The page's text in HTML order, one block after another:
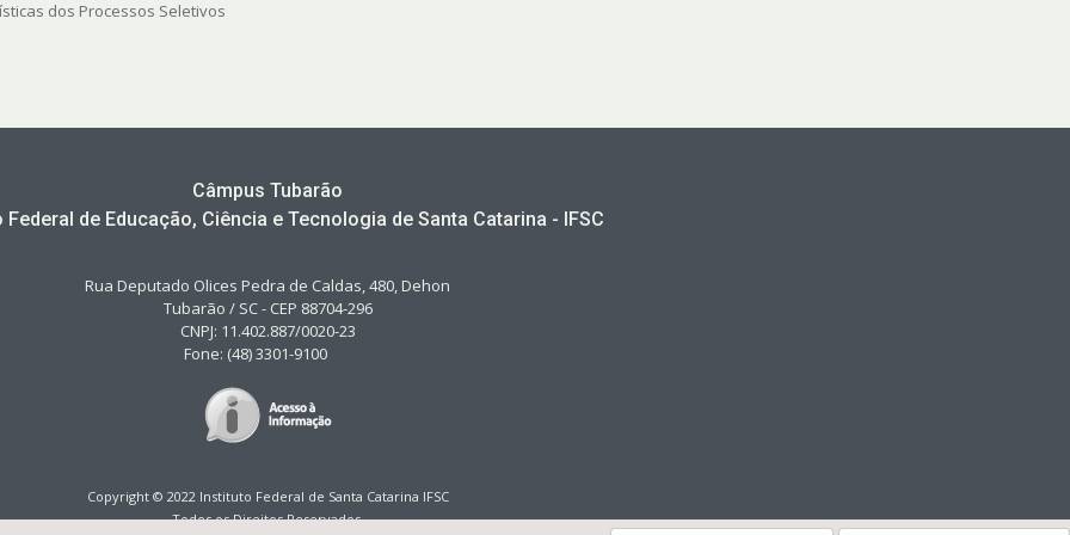
dos Processos Seletivos
Câmpus Tubarão
Federal de Educação, Ciência e Tecnologia de Santa Catarina - IFSC
Rua Deputado Olices Pedra de Caldas, 480, Dehon
Tubarão / SC - CEP 88704-296
CNPJ: 11.402.887/0020-23
Fone: (48) 3301-9100
Copyright © 2022 Instituto Federal de Santa Catarina IFSC
Todos os Direitos Reservados.